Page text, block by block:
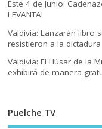
Este 4 de Junio:
LEVANTA!
Valdivia: Lanzarán libro
resistieron a la dictadura
Valdivia: El Húsar de la
exhibirá de manera
Puelche TV